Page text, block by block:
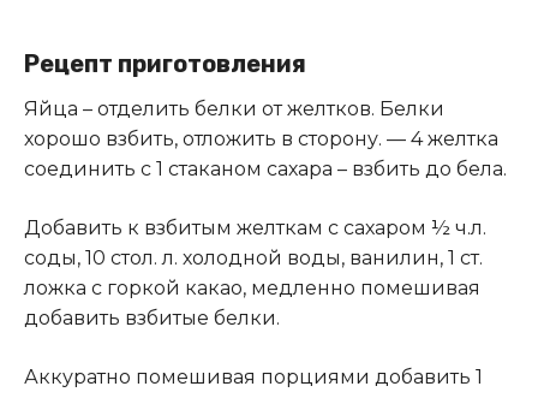
Рецепт приготовления
Яйца – отделить белки от желтков. Белки
хорошо взбить, отложить в сторону. — 4 желтка
соединить с 1 стаканом сахара – взбить до бела.
Добавить к взбитым желткам с сахаром ½ ч.л.
соды, 10 стол. л. холодной воды, ванилин, 1 ст.
ложка с горкой какао, медленно помешивая
добавить взбитые белки.
Аккуратно помешивая порциями добавить 1